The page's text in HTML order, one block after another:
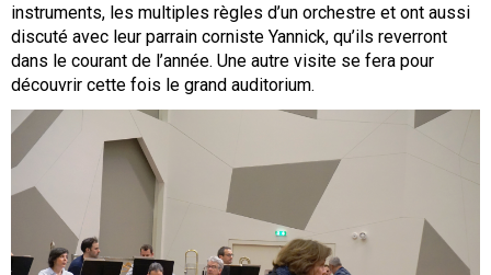
instruments, les multiples règles d’un orchestre et ont aussi
discuté avec leur parrain corniste Yannick, qu’ils reverront
dans le courant de l’année. Une autre visite se fera pour
découvrir cette fois le grand auditorium.